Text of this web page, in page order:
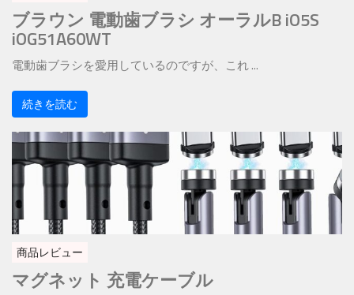
ブラウン 電動歯ブラシ オーラルB iO5S
iOG51A60WT
電動歯ブラシを愛用しているのですが、これ ...
続きを読む
商品レビュー
マグネット 充電ケーブル